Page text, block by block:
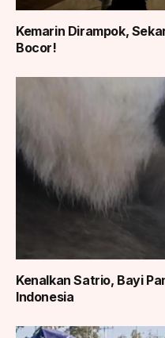
Kemarin Dirampok,
Bocor!
Kenalkan Satrio, Bayi
Indonesia